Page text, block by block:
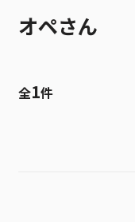
オペさん
全1件